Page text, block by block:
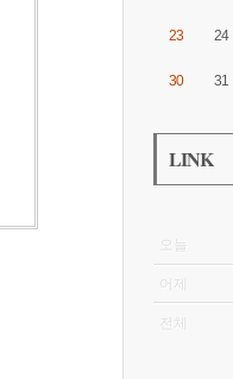
23 24
30 31
LINK
오늘
어제
전체